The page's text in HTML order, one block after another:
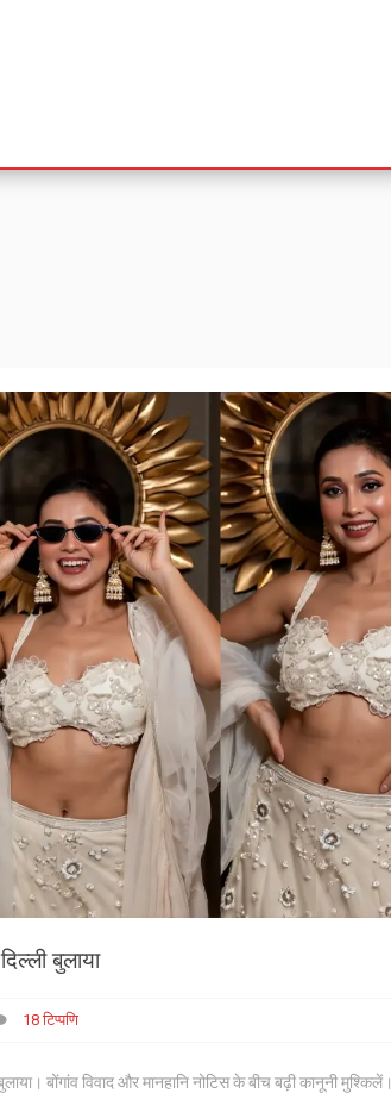
बुलाया
18 टिप्पणि
बोंगांव विवाद और मानहानि नोटिस के बीच बढ़ी कानूनी मुश्किलें।